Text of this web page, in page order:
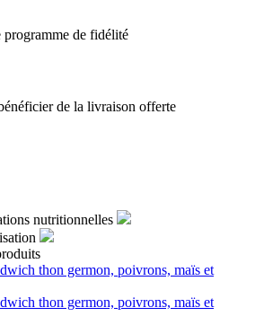
programme de fidélité
de la livraison offerte
nutritionnelles